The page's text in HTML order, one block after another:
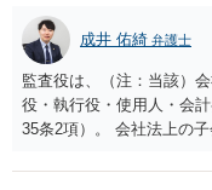
成井 佑綺 弁護士
監査役は、（注：当該）
役・執行役・使用人・会
35条2項）。 会社法上の
任していた場合には、基